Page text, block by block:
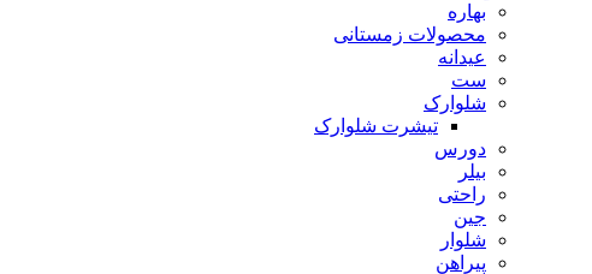
بهاره
محصولات زمستانی
عیدانه
ست
شلوارک
تیشرت شلوارک
دورس
بیلر
راحتی
جین
شلوار
پیراهن